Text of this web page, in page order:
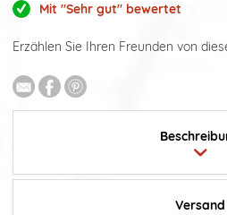
Mit "Sehr gut" bewertet
Erzählen Sie Ihren Freunden von
Versand